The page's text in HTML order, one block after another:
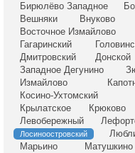
Бирюлёво Западное
Вешняки
Внуково
Восточное Измайлово
Гагаринский
Дмитровский
Донской
Западное Дегунино
Измайлово
Косино-Ухтомский
Крылатское
Крюково
Левобережный
Лосиноостровский
Марьино
Матушкино